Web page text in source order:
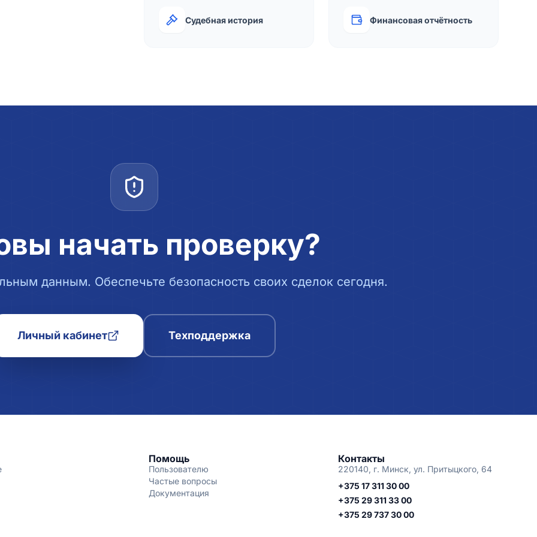
Судебная история Финансовая отчётность
начать проверку?
данным. Обеспечьте безопасность своих сделок сегодня.
Личный кабинет Техподдержка
Помощь
Пользователю
Частые вопросы
Документация
Контакты
220140, г. Минск, ул. Притыцкого, 64
+375 17 311 30 00
+375 29 311 33 00
+375 29 737 30 00